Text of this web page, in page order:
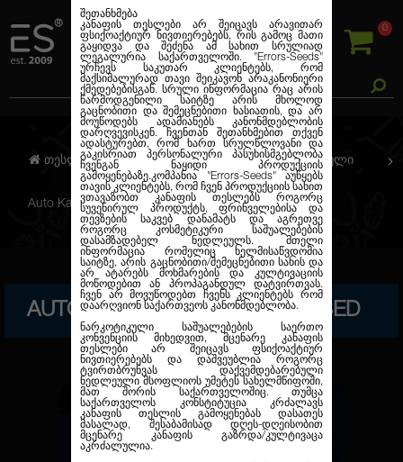
0
შეთანხმება
კანაფის თესლები არ შეიცავს არავითარ
ფსიქოაქტიურ ნივთიერებებს, რის გამოც მათი
გაყიდვა და შეძენა ამ სახით სრულიად
ლეგალურია საქართველოში. "Errors-Seeds"
ურჩევს საკუთარ კლიენტებს, რომ
მაქსიმალურად თავი შეიკავონ არაკანონიერი
ქმედებებისგან. სრული ინფორმაცია რაც არის
წარმოდგენილი საიტზე არის მხოლოდ
გაცნობითი და შემეცნებითი ხასიათის, და არ
მოუწოდებს ადამიანებს კანონმდებლობის
დარღვევისკენ. ჩვენთან შეთანხმებით თქვენ
ადასტურებთ, რომ ხართ სრულწლოვანი და
გაკისრიათ პერსონალური პასუხისმგებლობა
ჩვენგან ნაყიდი პროდუქციის
გამოყენებაზე.კომპანია
"Errors-Seeds" აუწყებს
თავის კლიენტებს, რომ ჩვენ პროდუქციის სახით
ვთავაზობთ კანაფის თესლებს როგორც
სუვენირულ პროდუქტს, ფრინველებისა და
თევზების საკვებ დანამატს და აგრეთვე
როგორც კოსმეტიკური საშუალებების
დასამზადებელ ნედლეულს. მთელი
ინფორმაცია რომელიც ხელმისაწვდომია
საიტზე, არის გაცნობითი/შემეცნებითი სახის და
არ ატარებს მოხმარების და კულტივაციის
მოწოდებით ან პროპაგანდულ დატვირთვას.
ჩვენ არ მოვუწოდებთ ჩვენს კლიენტებს რომ
დაარღვიონ საქართვეოს კანონმდებლობა.
ნარკოტიკული საშუალებების საერთო
კონვენციის მიხედვით, მცენარე კანაფის
თესლები არ შეიცავს ფსიქოაქტიურ
ნივთიერებებს და დაშვეუბლია როგორც
ტვირთბრუნვას დაქვემდებარებული
ნედლეული მსოფლიოს უმეტეს სახელმწიფოში,
მათ შორის საქართველოშიც. თუმცა
საქართველოს კონსტიტუცია კრძალავს
კანაფის თესლის გამოყენებას დასათეს
მასალად, შესაბამისად დღეს-დღეისობით
მცენარე კანაფის გაზრდა/კულტივაცა
აკრძალულია.
თესლების კანაფი ავტო. ფემინიზირებული
Auto Kalashnikova Feminised
AUTO KALASHNIKOVA FEMINISED